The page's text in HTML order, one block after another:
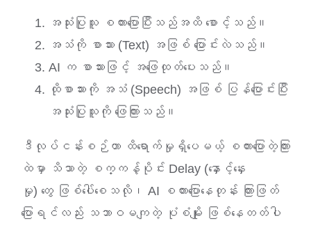
အသုံးပြုသူ စကားပြောပြီးသည်အထိ စောင့်သည်။
အသံကို စာသား (Text) အဖြစ် ပြောင်းလဲသည်။
AI က စာသားဖြင့် အဖြေထုတ်ပေးသည်။
ထိုစာသားကို အသံ (Speech) အဖြစ် ပြန်ပြောင်းပြီး
အသုံးပြုသူကို ဖြေကြားသည်။
ဒီလုပ်ငန်းစဉ်ဟာ ထိရောက်မှုရှိပေမယ့် စကားပြောတဲ့ကြား
ထဲမှာ သိသာတဲ့ စက္ကန့်ပိုင်း Delay (နှောင့်နှေး
မှု) တွေ ဖြစ်ပေါ်စေသလို၊ AI စကားပြောနေတုန်း ကြားဖြတ်
ပြောရင်လည်း သဘာဝမကျတဲ့ ပုံစံမျိုး ဖြစ်နေတတ်ပါ